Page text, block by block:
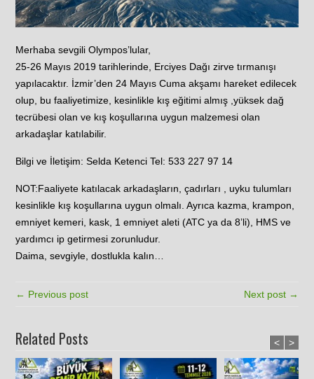
Merhaba sevgili Olympos’lular,
25-26 Mayıs 2019 tarihlerinde, Erciyes Dağı zirve tırmanışı
yapılacaktır. İzmir’den 24 Mayıs Cuma akşamı hareket edilecek
olup, bu faaliyetimize, kesinlikle kış eğitimi almış ,yüksek dağ
tecrübesi olan ve kış koşullarına uygun malzemesi olan
arkadaşlar katılabilir.
Bilgi ve İletişim: Selda Ketenci Tel: 533 227 97 14
NOT:Faaliyete katılacak arkadaşların, çadırları , uyku tulumları
kesinlikle kış koşullarına uygun olmalı. Ayrıca kazma, krampon,
emniyet kemeri, kask, 1 emniyet aleti (ATC ya da 8’li), HMS ve
yardımcı ip getirmesi zorunludur.
Daima, sevgiyle, dostlukla kalın…
← Previous post Next post →
Related Posts < >